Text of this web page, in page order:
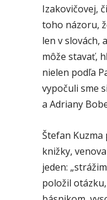
Izakovičovej,
toho názoru,
len v slovách,
môže stavať,
nielen podľa
vypočuli sme
a Adriany
Štefan
knižky,
jeden:
položil